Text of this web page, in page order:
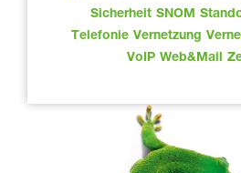
Sicherheit SNOM
Telefonie Vernetzung
VoIP Web&Mail